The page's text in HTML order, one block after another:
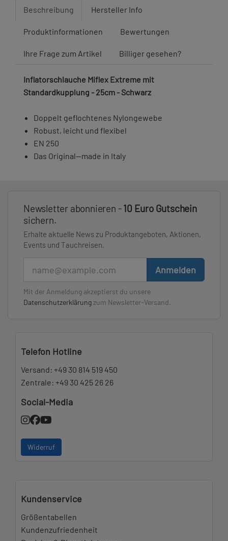
Beschreibung Hersteller Info
Produktinformationen Bewertungen
Ihre Frage zum Artikel Billiger gesehen?
Inflatorschlauche Miflex Extreme mit
Standardkupplung - 25cm - Schwarz
Doppelt geflochtenes Nylongewebe
Robust, leicht und flexibel
EN 250
Das Original—made in Italy
Newsletter abonnieren -10 Euro Gutschein
sichern.
Erhalte aktuelle News zu Produktangeboten, Aktionen,
Events und Tauchreisen.
Anmelden
Mit der Anmeldung akzeptierst du unsere
Datenschutzerklärung zum Newsletter-Versand.
Telefon Hotline
Versand: +49 30 814 519 450
Zentrale: +49 30 425 26 26
Social-Media
Widerruf
Kundenservice
Größentabellen
Kundenzufriedenheit